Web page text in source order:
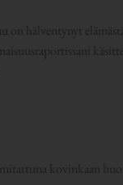
on hälventynyt
kovinkaan